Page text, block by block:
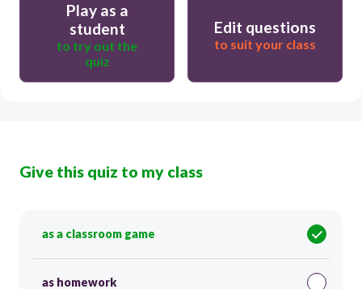
Play as a
student
to try out the
quiz
Edit questions
to suit your class
Give this quiz to my class
as a classroom game
as homework